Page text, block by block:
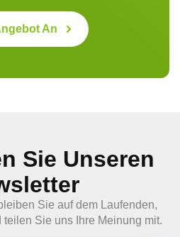
An
Sie Unseren
Sie auf dem Laufenden,
Sie uns Ihre Meinung mit.